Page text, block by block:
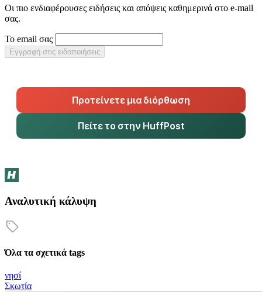
Οι πιο ενδιαφέρουσες ειδήσεις και απόψεις καθημερινά στο e-mail
σας.
Το email σας
Εγγραφή στις ειδοποιήσεις
Προτείνετε μια διόρθωση
Πείτε το στην HuffPost
Αναλυτική κάλυψη
Όλα τα σχετικά tags
νησί
Σκωτία